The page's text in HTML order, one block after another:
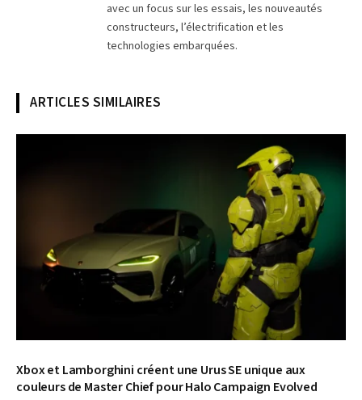
avec un focus sur les essais, les nouveautés
constructeurs, l’électrification et les
technologies embarquées.
ARTICLES SIMILAIRES
Xbox et Lamborghini créent une Urus SE unique aux
couleurs de Master Chief pour Halo Campaign Evolved